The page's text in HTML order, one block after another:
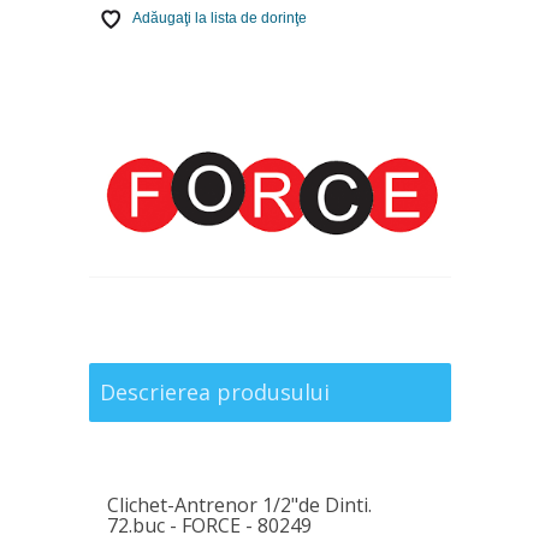
Adăugaţi la lista de dorinţe
Descrierea produsului
Clichet-Antrenor 1/2"de Dinti.
72.buc - FORCE - 80249